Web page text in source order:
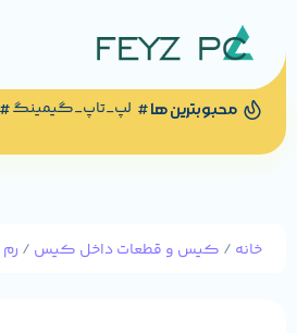
محبوبترین ها لپ_تاپ_گیمینگ
خانه / کیس و قطعات داخل کیس / رم